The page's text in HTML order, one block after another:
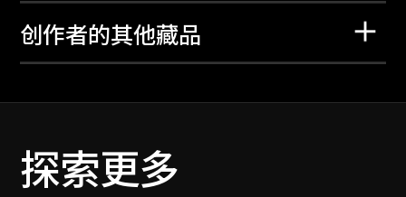
创作者的其他藏品
探索更多